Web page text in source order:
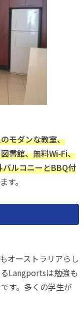
モダンな教室、
書館、無料Wi-Fi、
ルコニーとBBQ付
す。
オーストラリアらし
Langportsは勉強も
す。多くの学生が